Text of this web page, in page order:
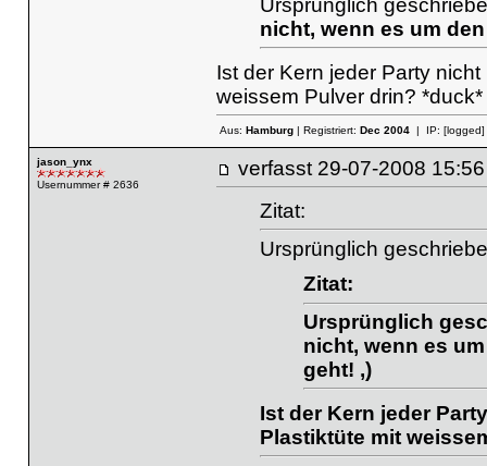
nicht, wenn es um
Ist der Kern jeder Party
weissem Pulver drin? *duck*
Aus: Hamburg| Registriert: Dec 2004| IP: [logged]
jason_ynx
Usernummer # 2636
verfasst 29-07-2008
Zitat:
Ursprünglich
Zitat:
Ursprünglich
nicht, wenn es
geht! ,)
Ist der Kern jeder
Plastiktüte mit